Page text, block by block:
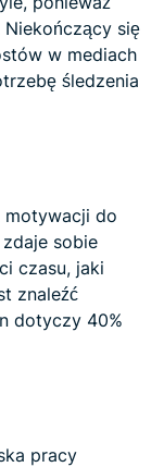
się
w mediach
śledzenia
motywacji do
zdaje sobie
czasu, jaki
znaleźć
dotyczy 40%
pracy